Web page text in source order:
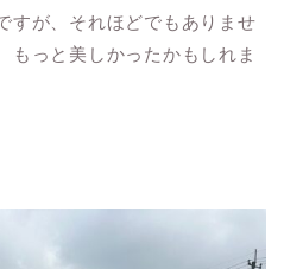
すが、それほどでもありませ
もっと美しかったかもしれま